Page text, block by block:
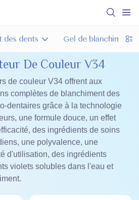
des dents Gel de blanchiment
De Couleur V34
de couleur V34 offrent aux
complètes de blanchiment des
dentaires grâce à la technologie
une formule douce, un effet
des ingrédients de soins
une polyvalence, une
d'utilisation, des ingrédients
violets solubles dans l'eau et